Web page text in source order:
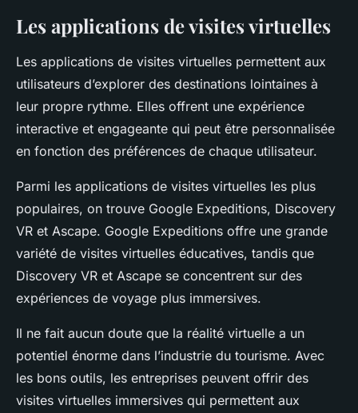
Les applications de visites virtuelles
Les applications de visites virtuelles permettent aux
utilisateurs d’explorer des destinations lointaines à
leur propre rythme. Elles offrent une expérience
interactive et engageante qui peut être personnalisée
en fonction des préférences de chaque utilisateur.
Parmi les applications de visites virtuelles les plus
populaires, on trouve Google Expeditions, Discovery
VR et Ascape. Google Expeditions offre une grande
variété de visites virtuelles éducatives, tandis que
Discovery VR et Ascape se concentrent sur des
expériences de voyage plus immersives.
Il ne fait aucun doute que la réalité virtuelle a un
potentiel énorme dans l’industrie du tourisme. Avec
les bons outils, les entreprises peuvent offrir des
visites virtuelles immersives qui permettent aux